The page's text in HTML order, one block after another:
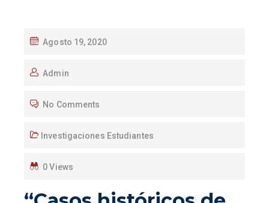
Agosto 19, 2020
Admin
No Comments
Investigaciones Estudiantes
0 Views